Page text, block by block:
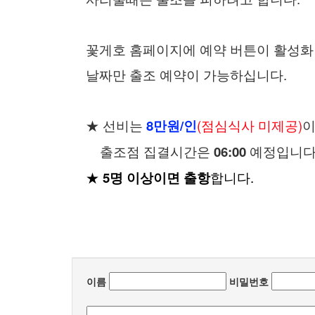
꽃게호 홈페이지에 예약 버튼이 활성
날짜만 출조 예약이 가능하십니다.
★ 선비는 8만원/인(점심식사 미제공)
출조점 집결시간은 06:00 예정입니
★ 5명 이상이면 출항합니다.
이름 비밀번호